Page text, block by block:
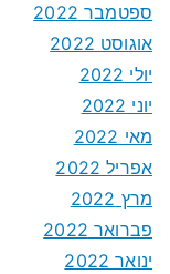
ספטמבר 2022
אוגוסט 2022
יולי 2022
יוני 2022
מאי 2022
אפריל 2022
מרץ 2022
פברואר 2022
ינואר 2022